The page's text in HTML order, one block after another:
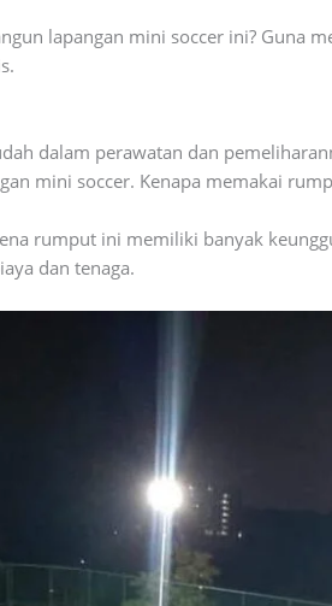
lapangan mini soccer ini? Guna
dalam perawatan dan
mini soccer. Kenapa memakai
rumput ini memiliki banyak
dan tenaga.